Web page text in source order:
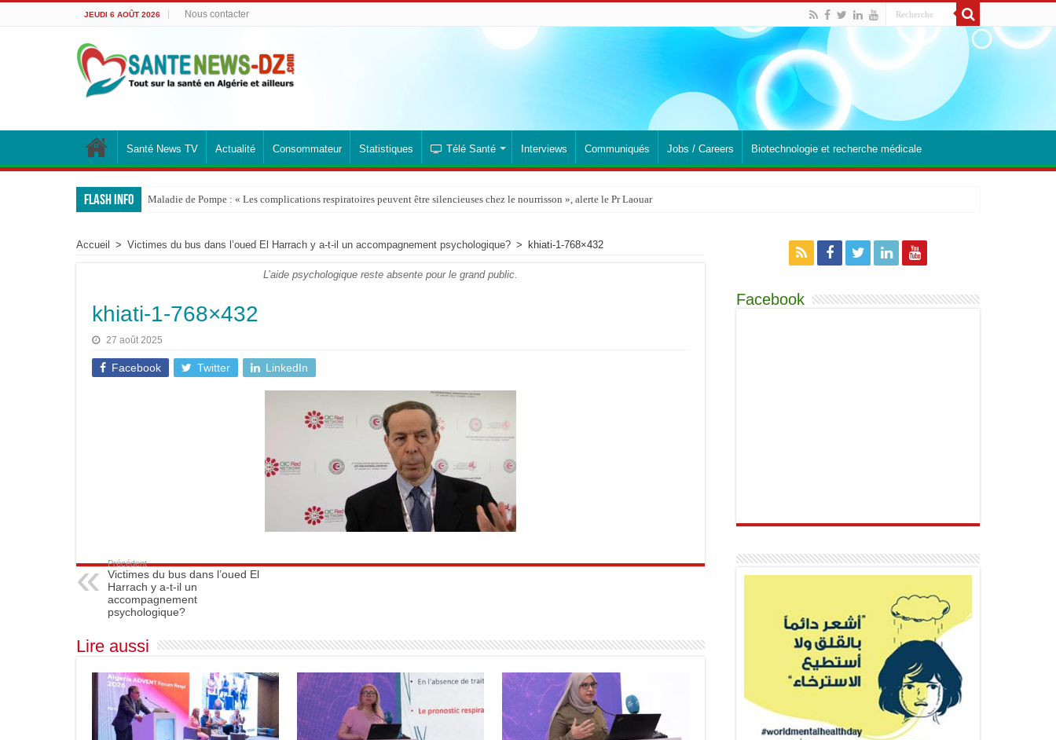
JEUDI 6 AOÛT 2026 Nous contacter
Santé News TV Actualité Consommateur Statistiques Télé Santé Interviews Communiqués Jobs / Careers Biotechnologie et recherche médicale
Flash info Maladie de Pompe : « Les complications respiratoires peuvent être silencieuses chez le nourrisson », alerte le Pr Laouar
Accueil > Victimes du bus dans l’oued El Harrach y a-t-il un accompagnement psychologique? > khiati-1-768×432
L’aide psychologique reste absente pour le grand public.
khiati-1-768×432
27 août 2025
Facebook Twitter LinkedIn
Précédent
Victimes du bus dans l’oued El
Harrach y a-t-il un
accompagnement
psychologique?
Lire aussi
Facebook